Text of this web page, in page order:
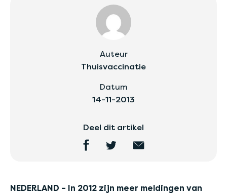
Auteur
Thuisvaccinatie
Datum
14-11-2013
Deel dit artikel
NEDERLAND – In 2012 zijn meer meldingen van